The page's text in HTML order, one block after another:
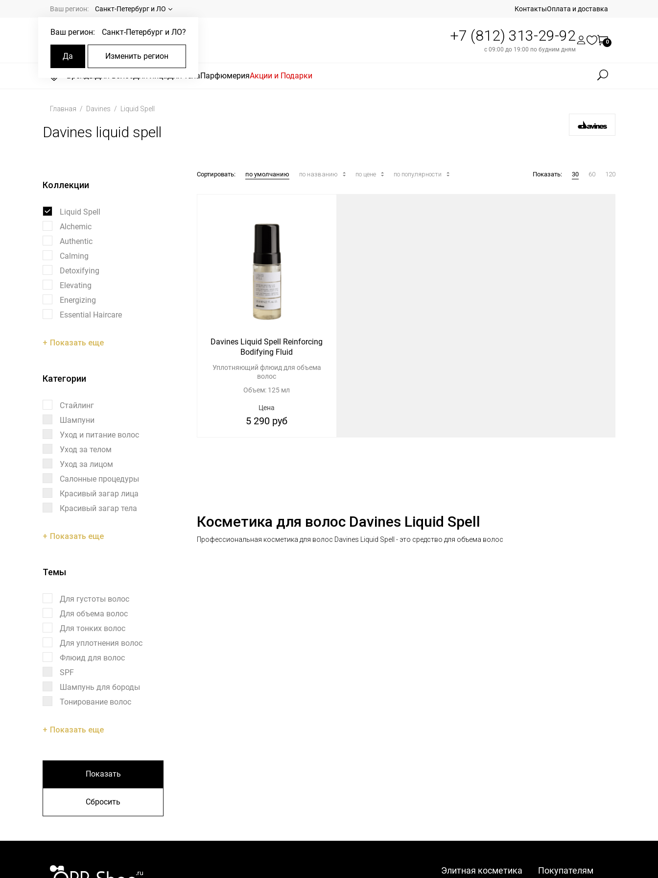
Ваш регион: Санкт-Петербург и ЛО
Ваш регион: Санкт-Петербург и ЛО?
Да Изменить регион
КонтактыОплата и доставка
+7 (812) 313-29-92
с 09:00 до 19:00 по будним дням
0
БрендыДля волосДля лицаДля телаПарфюмерияАкции и Подарки
Главная Davines Liquid Spell
Davines liquid spell
Коллекции
Liquid Spell
Alchemic
Authentic
Calming
Detoxifying
Elevating
Energizing
Essential Haircare
Показать еще
Категории
Стайлинг
Шампуни
Уход и питание волос
Уход за телом
Уход за лицом
Салонные процедуры
Красивый загар лица
Красивый загар тела
Показать еще
Темы
Для густоты волос
Для объема волос
Для тонких волос
Для уплотнения волос
Флюид для волос
SPF
Шампунь для бороды
Тонирование волос
Показать еще
Показать
Сбросить
Сортировать: по умолчанию по названию по цене по популярности Показать: 30 60 120
Davines Liquid Spell Reinforcing
Bodifying Fluid
Уплотняющий флюид для объема
волос
Объем: 125 мл
Цена
5 290 руб
Косметика для волос Davines Liquid Spell
Профессиональная косметика для волос Davines Liquid Spell - это средство для объема волос
Элитная косметика Покупателям